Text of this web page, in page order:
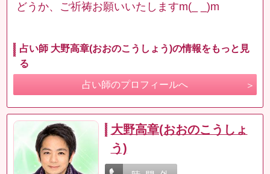
どうか、ご祈祷お願いいたしますm(_ _)m
占い師 大野高章(おおのこうしょう)の情報をもっと見
る
占い師のプロフィールへ
大野高章(おおのこうしょ
う)